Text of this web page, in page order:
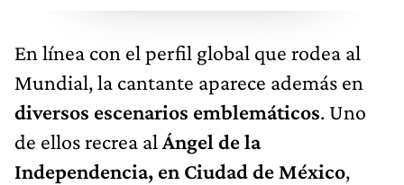
En línea con el perfil global que rodea al
Mundial, la cantante aparece además en
diversos escenarios emblemáticos. Uno
de ellos recrea al Ángel de la
Independencia, en Ciudad de México,